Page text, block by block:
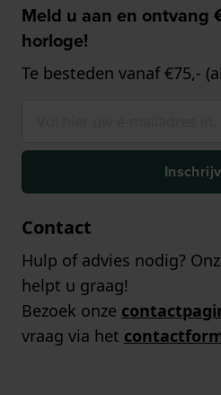
Meld u aan en ontvang
horloge!
Te besteden vanaf €75,-
Contact
Hulp of advies nodig?
helpt u graag!
Bezoek onze
vraag via het